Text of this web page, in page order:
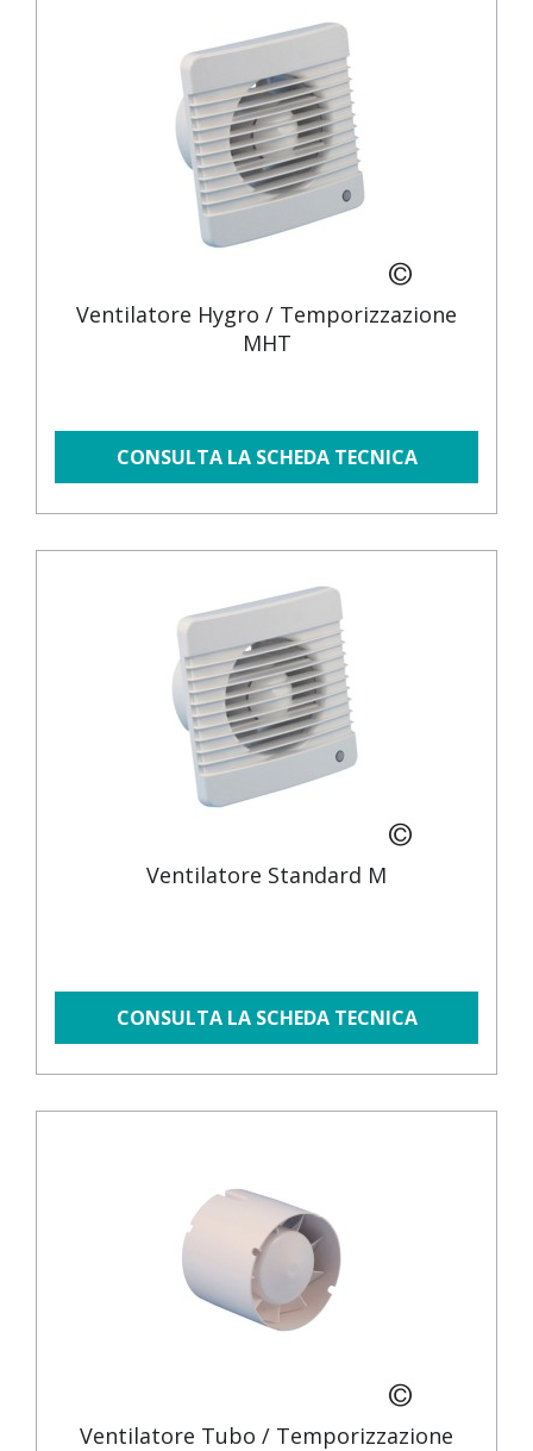
Ventilatore Hygro / Temporizzazione
MHT
CONSULTA LA SCHEDA TECNICA
Ventilatore Standard M
CONSULTA LA SCHEDA TECNICA
Ventilatore Tubo / Temporizzazione